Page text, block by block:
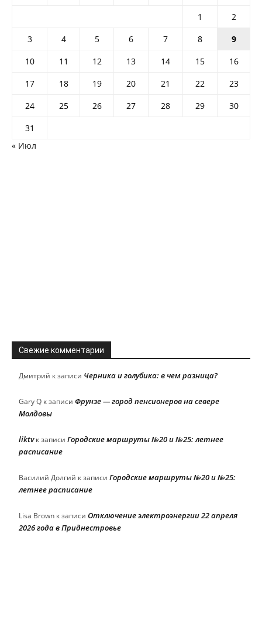
1
2
3
4 5 6 7 8
9
10
11 12 13 14 15
16
17
18 19 20 21 22
23
24
25 26 27 28 29
30
31
« Июл
Свежие комментарии
Дмитрий к записи Черника и голубика: в чем разница?
Gary Q к записи Фрунзе — город пенсионеров на севере
Молдовы
liktvк записи Городские маршруты №20 и №25: летнее
расписание
Василий Долгий к записи Городские маршруты №20 и №25:
летнее расписание
Lisa Brown к записи Отключение электроэнергии 22 апреля
2026 года в Приднестровье